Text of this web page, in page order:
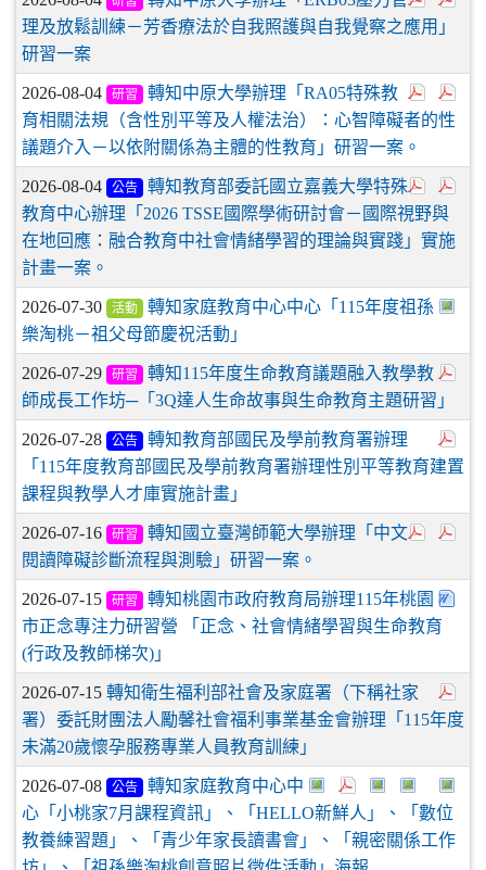
理及放鬆訓練－芳香療法於自我照護與自我覺察之應用」
研習一案
2026-08-04 研習
轉知中原大學辦理「RA05特殊教
育相關法規（含性別平等及人權法治）：心智障礙者的性
議題介入－以依附關係為主體的性教育」研習一案。
2026-08-04 公告
轉知教育部委託國立嘉義大學特殊
教育中心辦理「2026 TSSE國際學術研討會－國際視野與
在地回應：融合教育中社會情緒學習的理論與實踐」實施
計畫一案。
2026-07-30 活動
轉知家庭教育中心中心「115年度祖孫
樂淘桃－祖父母節慶祝活動」
2026-07-29 研習
轉知115年度生命教育議題融入教學教
師成長工作坊─「3Q達人生命故事與生命教育主題研習」
2026-07-28 公告
轉知教育部國民及學前教育署辦理
「115年度教育部國民及學前教育署辦理性別平等教育建置
課程與教學人才庫實施計畫」
2026-07-16 研習
轉知國立臺灣師範大學辦理「中文
閱讀障礙診斷流程與測驗」研習一案。
2026-07-15 研習
轉知桃園市政府教育局辦理115年桃園
市正念專注力研習營 「正念、社會情緒學習與生命教育
(行政及教師梯次)」
2026-07-15 轉知衛生福利部社會及家庭署（下稱社家
署）委託財團法人勵馨社會福利事業基金會辦理「115年度
未滿20歲懷孕服務專業人員教育訓練」
2026-07-08 公告
轉知家庭教育中心中
心「小桃家7月課程資訊」、「HELLO新鮮人」、「數位
教養練習題」、「青少年家長讀書會」、「親密關係工作
坊」、「祖孫樂淘桃創意照片徵件活動」海報